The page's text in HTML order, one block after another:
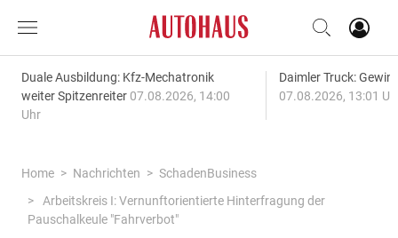
Duale Ausbildung: Kfz-Mechatronik
weiter Spitzenreiter 07.08.2026, 14:00
Uhr
Daimler Truck:
07.08.2026, 13:01
Home Nachrichten
SchadenBusiness
Arbeitskreis I: Vernunftorientierte Hinterfragung der
Pauschalkeule "Fahrverbot"